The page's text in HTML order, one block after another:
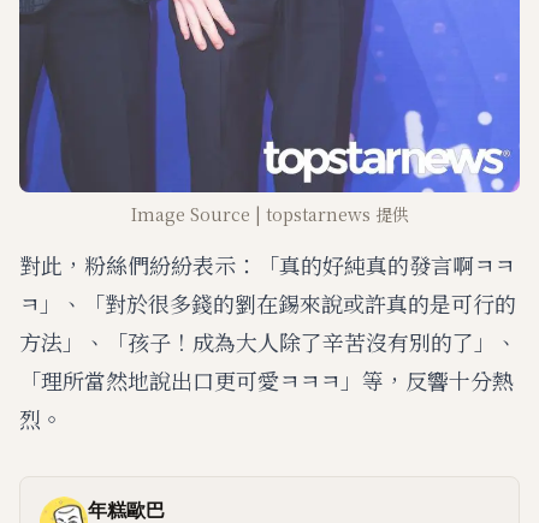
Image Source | topstarnews 提供
對此，粉絲們紛紛表示：「真的好純真的發言啊ㅋㅋ
ㅋ」、「對於很多錢的劉在錫來說或許真的是可行的
方法」、「孩子！成為大人除了辛苦沒有別的了」、
「理所當然地說出口更可愛ㅋㅋㅋ」等，反響十分熱
烈。
年糕歐巴